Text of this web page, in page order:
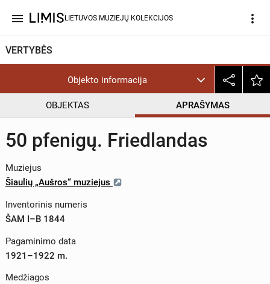
menu LIETUVOS MUZIEJŲ KOLEKCIJOS more_vert
VERTYBĖS
Objekto informacija
OBJEKTAS APRAŠYMAS
50 pfenigų. Friedlandas
Muziejus
Šiaulių „Aušros“ muziejus
Inventorinis numeris
ŠAM I–B 1844
Pagaminimo data
1921–1922 m.
Medžiagos